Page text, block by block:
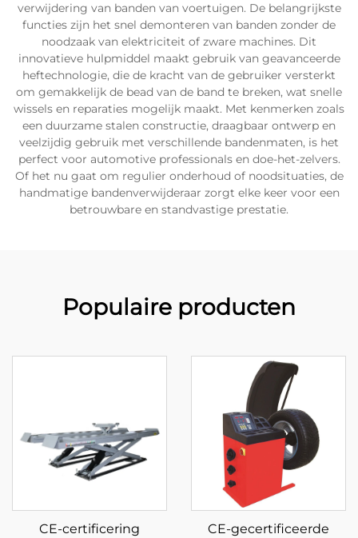
verwijdering van banden van voertuigen. De belangrijkste
functies zijn het snel demonteren van banden zonder de
noodzaak van elektriciteit of zware machines. Dit
innovatieve hulpmiddel maakt gebruik van geavanceerde
heftechnologie, die de kracht van de gebruiker versterkt
om gemakkelijk de bead van de band te breken, wat snelle
wissels en reparaties mogelijk maakt. Met kenmerken zoals
een duurzame stalen constructie, draagbaar ontwerp en
veelzijdig gebruik met verschillende bandenmaten, is het
perfect voor automotive professionals en doe-het-zelvers.
Of het nu gaat om regulier onderhoud of noodsituaties, de
handmatige bandenverwijderaar zorgt elke keer voor een
betrouwbare en standvastige prestatie.
Populaire producten
CE-certificering
CE-gecertificeerde